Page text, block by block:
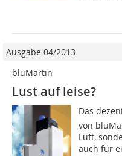
Ausgabe 04/2013
bluMartin
Lust auf leise?
Das
von
Luft,
auch für